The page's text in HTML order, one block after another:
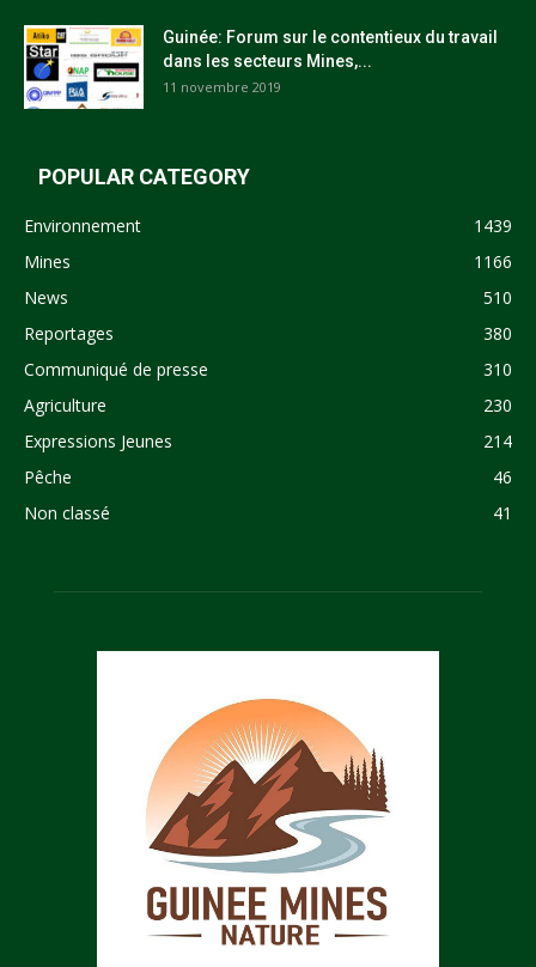
Guinée: Forum sur le contentieux du travail
dans les secteurs Mines,...
11 novembre 2019
POPULAR CATEGORY
Environnement
1439
Mines
1166
News
510
Reportages
380
Communiqué de presse
310
Agriculture
230
Expressions Jeunes
214
Pêche
46
Non classé
41